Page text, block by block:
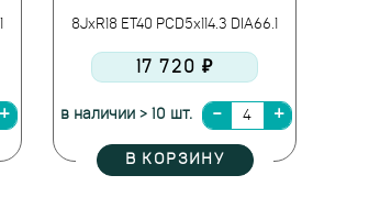
8JxR18 ET40 PCD5x114.3 DIA66.1
17 720 ₽
в наличии > 10 шт.
В КОРЗИНУ